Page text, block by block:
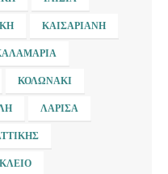
ΚΑΙΣΑΡΙΑΝΉ
ΚΟΛΩΝΆΚΙ
ΛΆΡΙΣΑ